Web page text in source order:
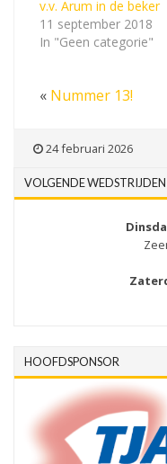
v.v. Arum in de beker
11 september 2018
In "Geen categorie"
« Nummer 13!
24 februari 2026
VOLGENDE WEDSTRIJDEN
HOOFDSPONSOR